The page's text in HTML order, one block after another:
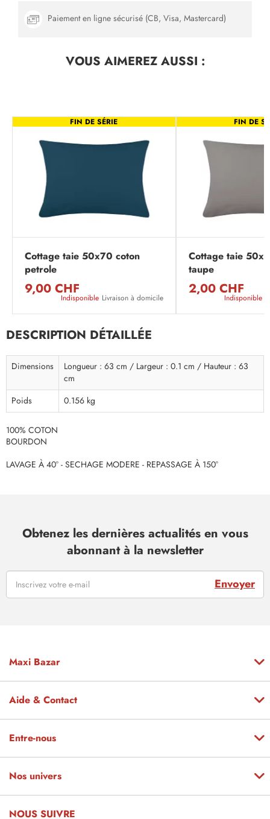
Paiement en ligne sécurisé (CB, Visa, Mastercard)
VOUS AIMEREZAUSSI :
FIN DE SÉRIE
Cottage taie 50x70 coton
petrole
9,00 CHF
Indisponible Livraison à domicile
FIN DE
Cottage taie
taupe
2,00 CHF
Indisponible
DESCRIPTION DÉTAILLÉE
Dimensions
Longueur : 63 cm / Largeur : 0.1 cm / Hauteur : 63
cm
Poids
0.156 kg
100% COTON
BOURDON
LAVAGE À 40° - SECHAGE MODERE - REPASSAGE À 150°
Obtenez les dernières actualités en vous
abonnant à la newsletter
Envoyer
Maxi Bazar
Aide & Contact
Entre-nous
Nos univers
NOUS SUIVRE